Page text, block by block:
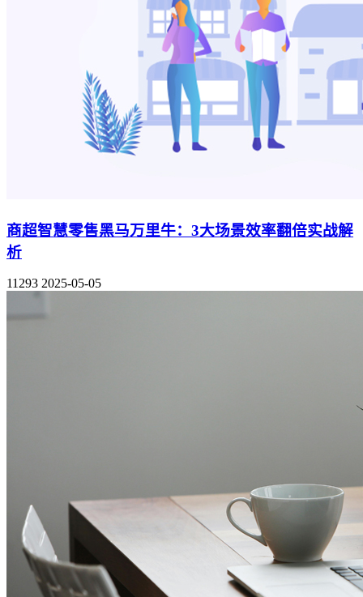
商超智慧零售黑马万里牛：3大场景效率翻倍实战解
析
11293 2025-05-05